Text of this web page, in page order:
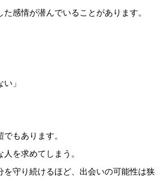
感情が潜んでいることがあります。
」
もあります。
を求めてしまう。
を守り続けるほど、出会いの可能性は狭